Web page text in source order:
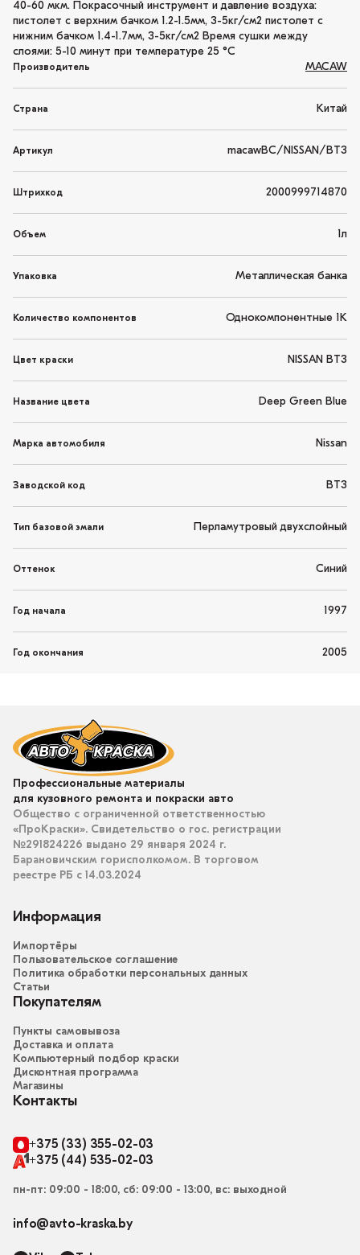
40-60 мкм. Покрасочный инструмент и давление воздуха:
пистолет с верхним бачком 1.2-1.5мм, 3-5кг/см2 пистолет с
нижним бачком 1.4-1.7мм, 3-5кг/см2 Время сушки между
слоями: 5-10 минут при температуре 25 °C
Производитель MACAW
Страна Китай
Артикул macawBC/NISSAN/BT3
Штрихкод 2000999714870
Объем 1л
Упаковка Металлическая банка
Количество компонентов Однокомпонентные 1K
Цвет краски NISSAN BT3
Название цвета Deep Green Blue
Марка автомобиля Nissan
Заводской код BT3
Тип базовой эмали Перламутровый двухслойный
Оттенок Синий
Год начала 1997
Год окончания 2005
Профессиональные материалы
для кузовного ремонта и покраски авто
Общество с ограниченной ответственностью
«ПроКраски». Свидетельство о гос. регистрации
№291824226 выдано 29 января 2024 г.
Барановичским горисполкомом. В торговом
реестре РБ с 14.03.2024
Информация
Импортёры
Пользовательское соглашение
Политика обработки персональных данных
Статьи
Покупателям
Пункты самовывоза
Доставка и оплата
Компьютерный подбор краски
Дисконтная программа
Магазины
Контакты
+375 (33) 355-02-03
+375 (44) 535-02-03
пн-пт: 09:00 - 18:00, сб: 09:00 - 13:00, вс: выходной
info@avto-kraska.by